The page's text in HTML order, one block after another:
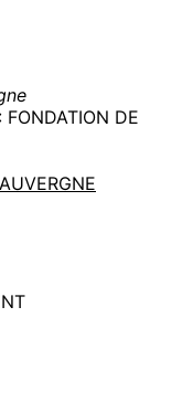
lancer la recherche
FONDATION DE
(NOUVELLE